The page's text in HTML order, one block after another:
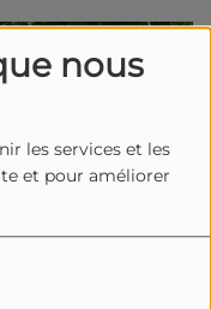
nous
les services et les
et pour améliorer